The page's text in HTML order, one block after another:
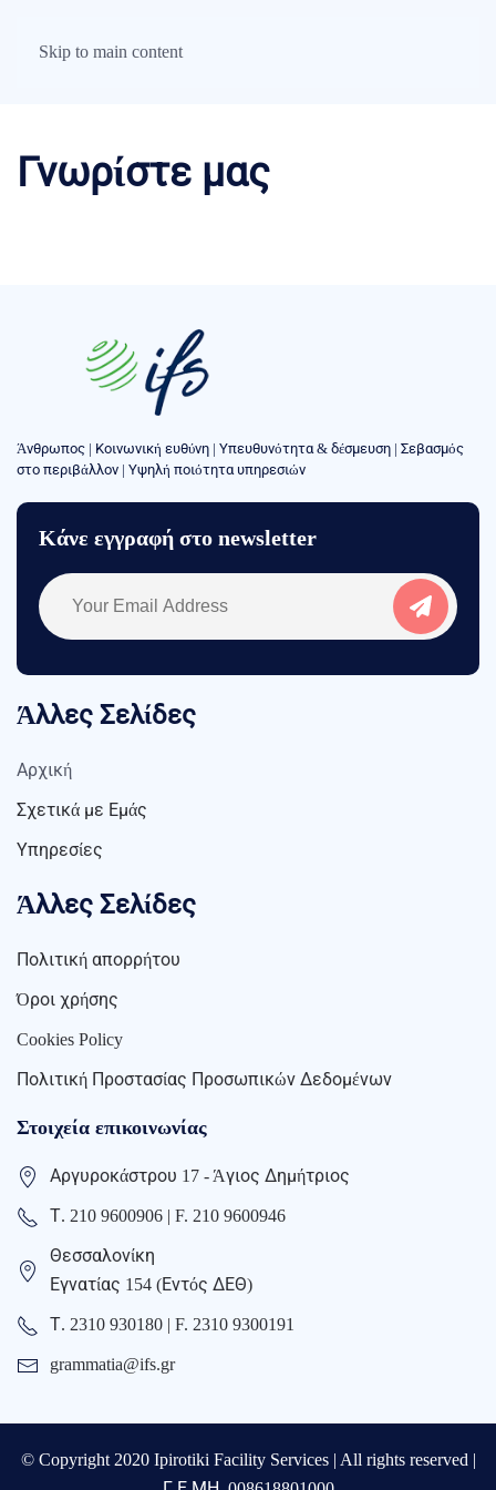
Skip to main content
Γνωρίστε μας
Άνθρωπος | Κοινωνική ευθύνη | Υπευθυνότητα & δέσμευση | Σεβασμός
στο περιβάλλον | Υψηλή ποιότητα υπηρεσιών
Κάνε εγγραφή στο newsletter
Άλλες Σελίδες
Αρχική
Σχετικά με Εμάς
Υπηρεσίες
Άλλες Σελίδες
Πολιτική απορρήτου
Όροι χρήσης
Cookies Policy
Πολιτική Προστασίας Προσωπικών Δεδομένων
Στοιχεία επικοινωνίας
Αργυροκάστρου 17 - Άγιος Δημήτριος
Τ. 210 9600906 | F. 210 9600946
Θεσσαλονίκη
Εγνατίας 154 (Εντός ΔΕΘ)
Τ. 2310 930180 | F. 2310 9300191
grammatia@ifs.gr
© Copyright 2020 Ipirotiki Facility Services | All rights reserved |